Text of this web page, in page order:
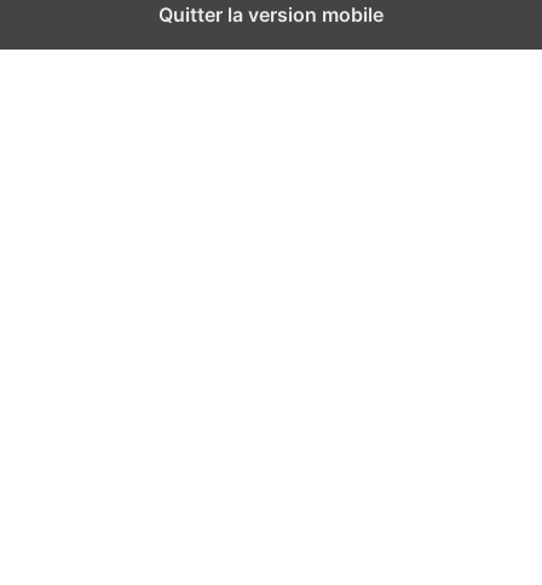
Quitter la version mobile